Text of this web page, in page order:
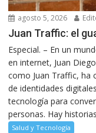
agosto 5, 2026
Juan Traffic: el
Especial. – En un
en internet, Juan
como Juan Traffic, ha
de identidades
tecnología para
personas. Hay
Salud y Tecnología